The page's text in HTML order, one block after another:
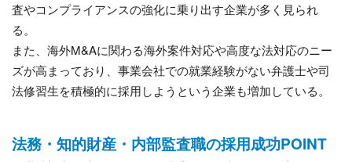
査やコンプライアンスの強化に乗り出す企業が多く見られ
る。
また、海外M&Aに関わる海外案件対応や高度な法対応のニー
ズが高まっており、事業会社での就業経験がない弁護士や司
法修習生を積極的に採用しようという企業も増加している。
法務・知的財産・内部監査職の採用成功POINT